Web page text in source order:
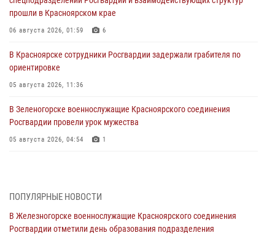
прошли в Красноярском крае
06 августа 2026, 01:59 6
В Красноярске сотрудники Росгвардии задержали грабителя по
ориентировке
05 августа 2026, 11:36
В Зеленогорске военнослужащие Красноярского соединения
Росгвардии провели урок мужества
05 августа 2026, 04:54 1
05 августа 2026, 04:52 1
В Красноярске сотрудники вневедомственной охраны Росгвардии
задержали подозреваемого в серии краж из гипермаркета
ПОПУЛЯРНЫЕ НОВОСТИ
В Железногорске военнослужащие Красноярского соединения
Росгвардии отметили день образования подразделения